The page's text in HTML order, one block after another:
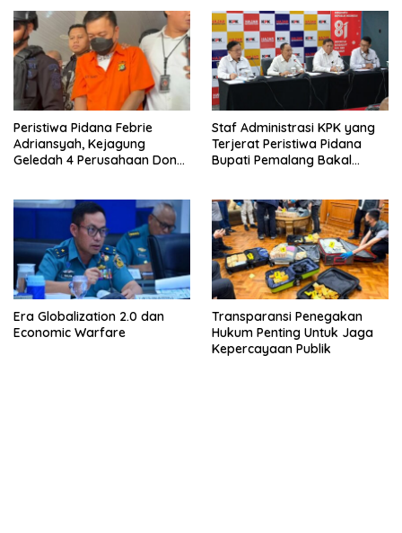
Peristiwa Pidana Febrie
Adriansyah, Kejagung
Geledah 4 Perusahaan Don
Staf Administrasi KPK yang
Terjerat Peristiwa Pidana
Bupati Pemalang Bakal
Era Globalization 2.0 dan
Economic Warfare
Transparansi Penegakan
Hukum Penting Untuk Jaga
Kepercayaan Publik